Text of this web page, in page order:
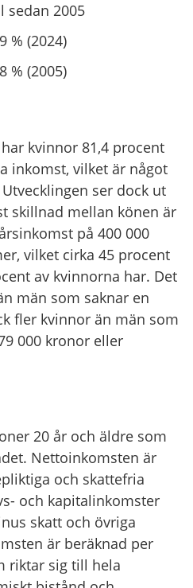
sedan 2005
% (2024)
% (2005)
kvinnor 81,4 procent
inkomst, vilket är något
ser dock ut
skillnad mellan könen är
på 400 000
vilket cirka 45 procent
av kvinnorna har. Det
män som saknar en
fler kvinnor än män som
000 kronor eller
20 år och äldre som
Nettoinkomsten är
och skattefria
och kapitalinkomster
skatt och övriga
är beräknad per
riktar sig till hela